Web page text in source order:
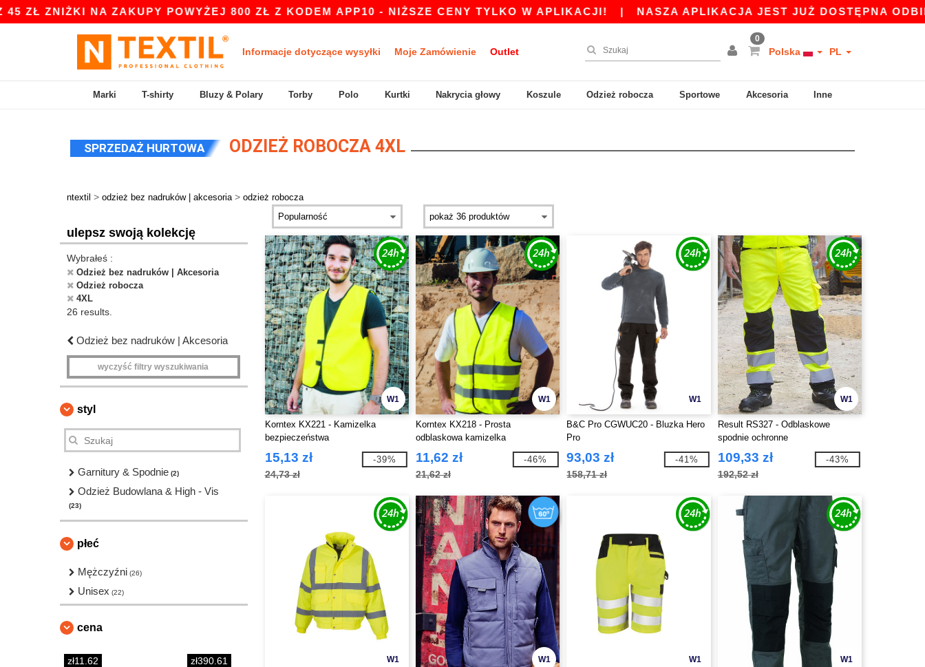
NA ZAKUPY POWYŻEJ 800 ZŁ Z KODEM APP10 - NIŻSZE CENY TYLKO W APLIKACJI!|NASZA APLIKACJA JEST JUŻ DOSTĘPNA ODBIERZ
Informacje dotyczące wysyłki Moje Zamówienie Outlet
0
Polska PL
Marki T-shirty Bluzy & Polary Torby Polo Kurtki Nakrycia głowy Koszule Odzież robocza Sportowe Akcesoria Inne
SPRZEDAŻ HURTOWA ODZIEŻ ROBOCZA 4XL
ntextil > odzież bez nadruków | akcesoria > odzież robocza
ulepsz swoją kolekcję
Wybrałeś :
Odzież bez nadruków | Akcesoria
Odzież robocza
4XL
26 results.
Odzież bez nadruków | Akcesoria
wyczyść filtry wyszukiwania
styl
Garnitury & Spodnie (2)
Odzież Budowlana & High - Vis
(23)
płeć
Mężczyźni (26)
Unisex (22)
cena
zł11.62 zł390.61
W1
Korntex KX221 - Kamizelka
bezpieczeństwa
15,13 zł
24,73 zł
-39%
W1
Korntex KX218 - Prosta
odblaskowa kamizelka
11,62 zł
21,62 zł
-46%
W1
B&C Pro CGWUC20 - Bluzka Hero
Pro
93,03 zł
158,71 zł
-41%
W1
Result RS327 - Odblaskowe
spodnie ochronne
109,33 zł
192,52 zł
-43%
W1 W1 W1 W1